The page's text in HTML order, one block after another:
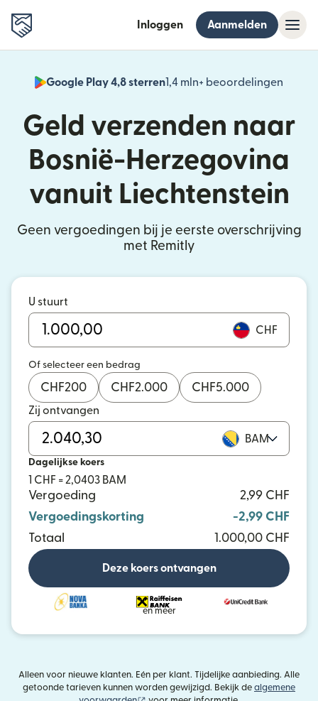
Inloggen Aanmelden
Google Play 4,8 sterren1,4 mln+ beoordelingen
Geld verzenden naar
Bosnië-Herzegovina
vanuit Liechtenstein
Geen vergoedingen bij je eerste overschrijving
met Remitly
U stuurt
CHF
Of selecteer een bedrag
CHF200 CHF2.000 CHF5.000
Zij ontvangen
BAM
Dagelijkse koers
1 CHF = 2,0403 BAM
Vergoeding
2,99 CHF
Vergoedingskorting
-2,99 CHF
Totaal
1.000,00 CHF
Deze koers ontvangen
en meer
Alleen voor nieuwe klanten. Eén per klant. Tijdelijke aanbieding. Alle
getoonde tarieven kunnen worden gewijzigd. Bekijk de algemene